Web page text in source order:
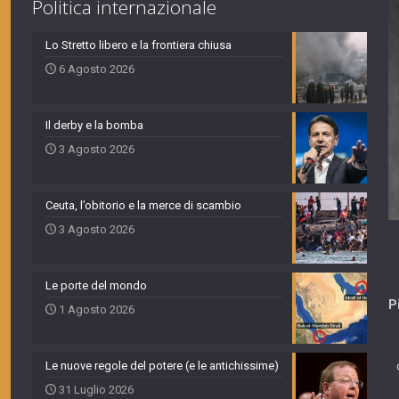
Politica internazionale
Lo Stretto libero e la frontiera chiusa
6 Agosto 2026
Il derby e la bomba
3 Agosto 2026
Ceuta, l’obitorio e la merce di scambio
3 Agosto 2026
Le porte del mondo
1 Agosto 2026
Le nuove regole del potere (e le antichissime)
31 Luglio 2026